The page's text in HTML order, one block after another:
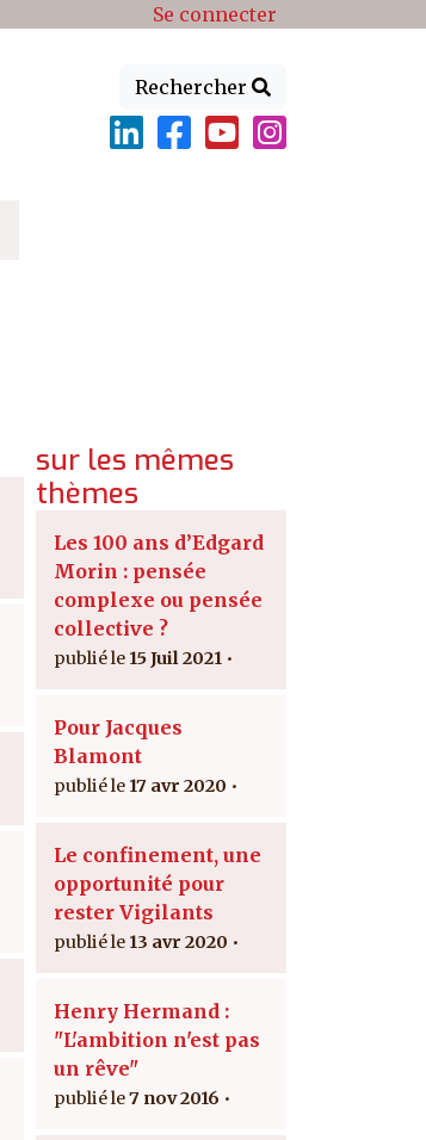
Se connecter
Rechercher
sur les mêmes
thèmes
Les 100 ans d’Edgard
Morin : pensée
complexe ou pensée
collective ?
15 Juil 2021
Pour Jacques
Blamont
17 avr 2020
Le confinement, une
opportunité pour
rester Vigilants
13 avr 2020
Henry Hermand :
"L'ambition n'est pas
un rêve"
7 nov 2016